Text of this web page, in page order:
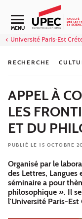
Aller au contenu
Navigation secondaire
MENU
Université Paris-Est
RECHERCHE
APPEL À
LES
ET DU
PUBLIÉ LE 15 OCTOBRE
Organisé par le
des Lettres, Langues
séminaire a pour
philosophique ». Il
l'Université Paris-Est